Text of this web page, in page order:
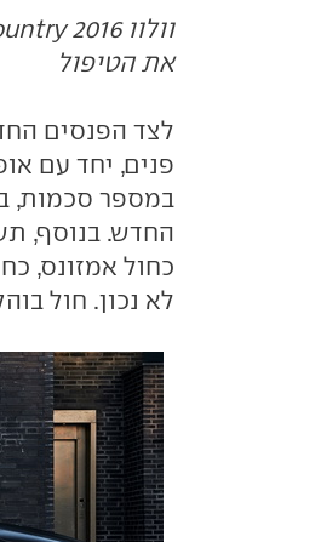
את הטיפול
לצד הפנסים
פנים, יחד עם
כחול אמזונס,
לא נכון. חול